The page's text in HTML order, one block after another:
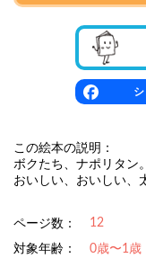
この絵本の説明：
ボクたち、ナポリタン。
おいしい、おいしい、
ページ数： 12
対象年齢：
0歳〜1歳